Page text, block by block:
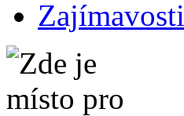
Zajímavosti